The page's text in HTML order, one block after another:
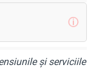
ⓘ
și serviciile